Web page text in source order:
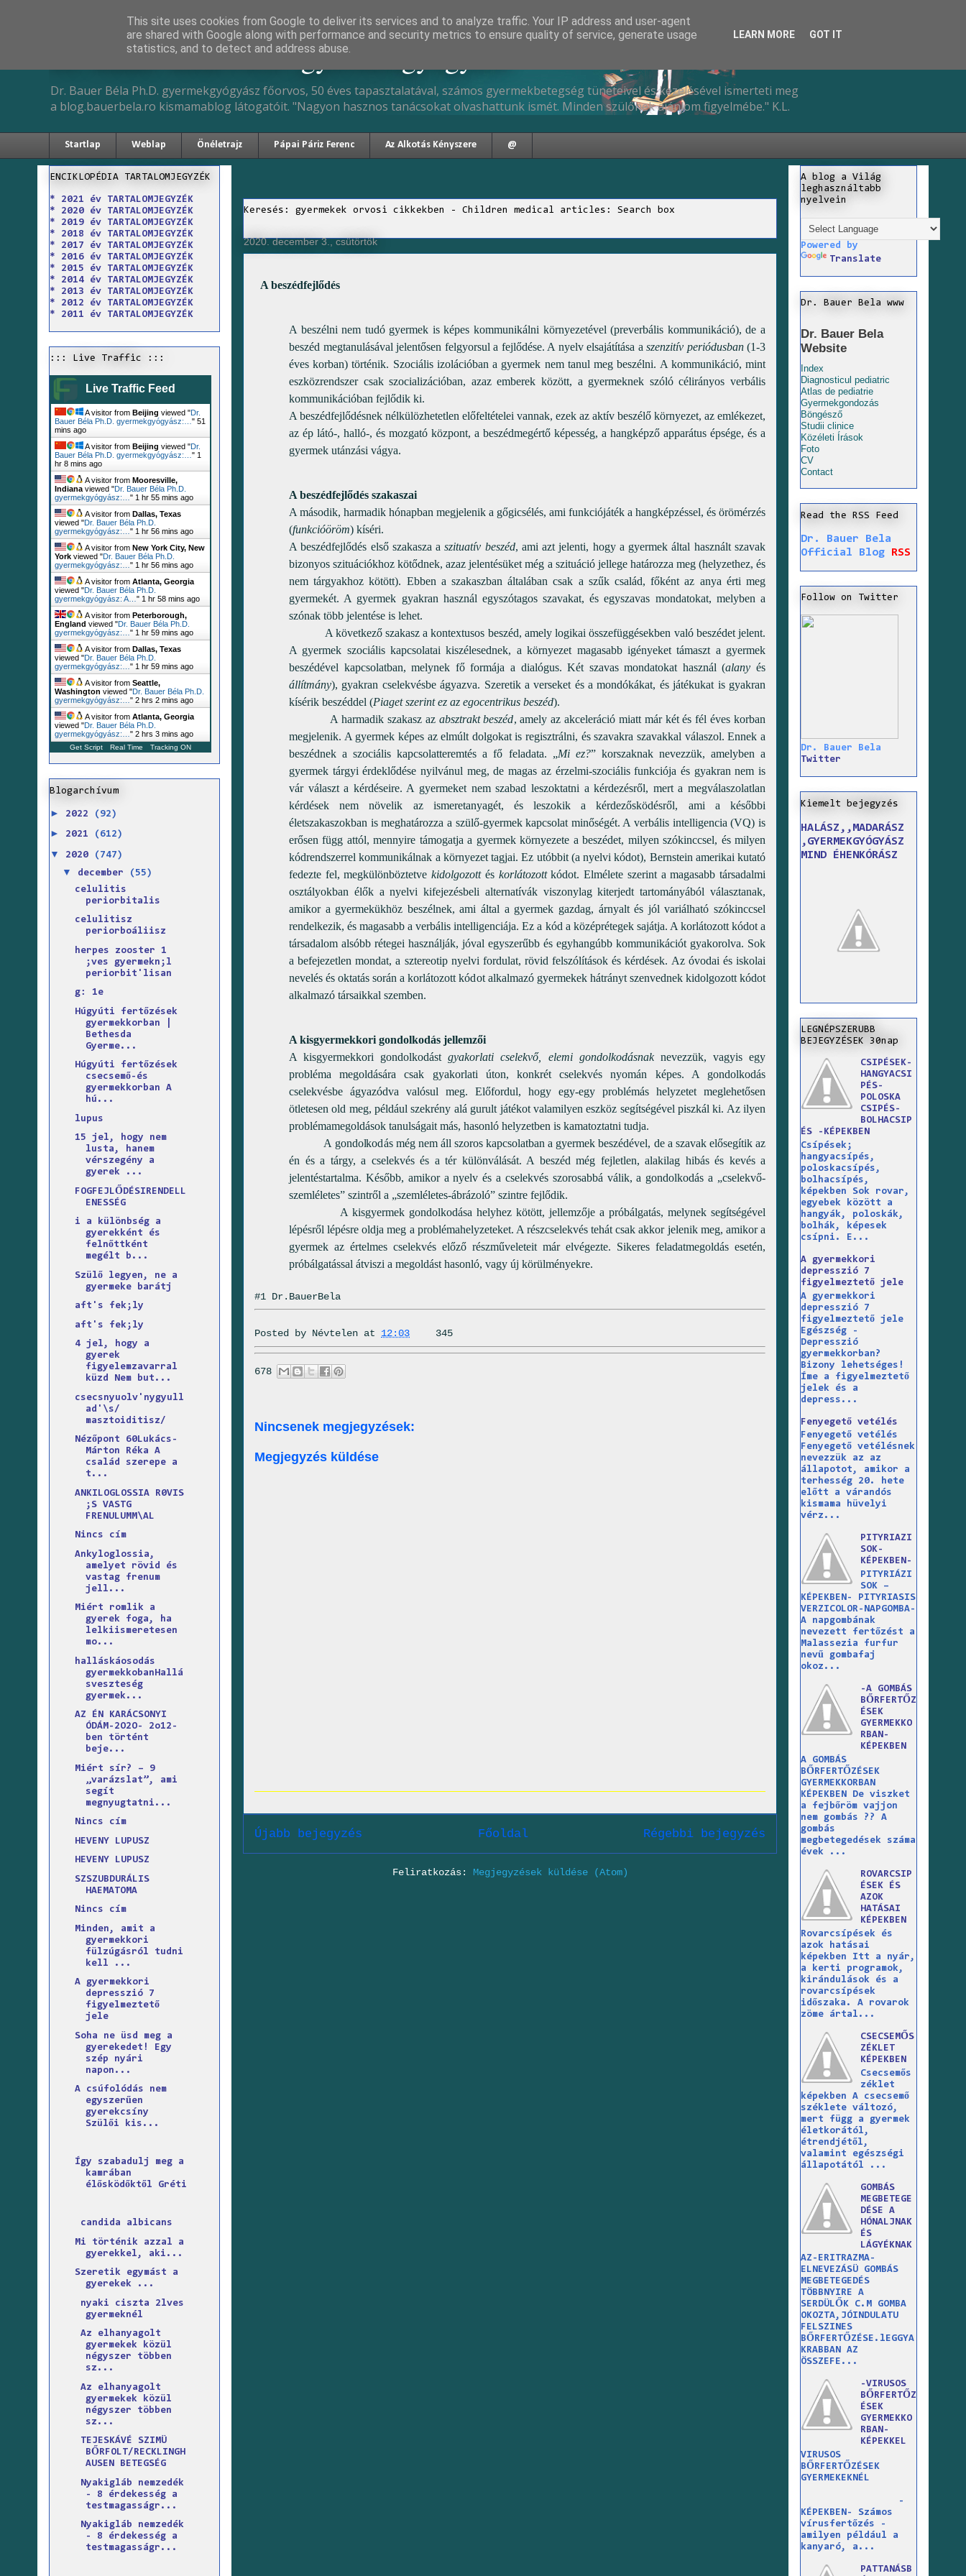
Dr. Bauer Béla Ph.D. gyermekgyógyász
Dr. Bauer Béla Ph.D. gyermekgyógyász főorvos, 50 éves tapasztalatával, számos gyermekbetegség tüneteivel és kezelésével ismerteti meg
a blog.bauerbela.ro kismamablog látogatóit. "Nagyon hasznos tanácsokat olvashattunk ismét. Minden szülőnek ajánlom figyelmébe." K.L.
Startlap Weblap Önéletrajz Pápai Páriz Ferenc Az Alkotás Kényszere @
Keresés: gyermekek orvosi cikkekben - Children medical articles: Search box
2020. december 3., csütörtök
A beszédfejlődés
A beszélni nem tudó gyermek is képes kommunikálni környezetével (preverbális kommunikáció), de a
beszéd megtanulásával jelentősen felgyorsul a fejlődése. A nyelv elsajátítása a szenzitív periódusban (1-3
éves korban) történik. Szociális izolációban a gyermek nem tanul meg beszélni. A kommunikáció, mint
eszközrendszer csak szocializációban, azaz emberek között, a gyermeknek szóló célirányos verbális
kommunikációban fejlődik ki.
A beszédfejlődésnek nélkülözhetetlen előfeltételei vannak, ezek az aktív beszélő környezet, az emlékezet,
az ép látó-, halló-, és mozgató központ, a beszédmegértő képesség, a hangképző apparátus épsége, és a
gyermek utánzási vágya.
A beszédfejlődés szakaszai
A második, harmadik hónapban megjelenik a gőgicsélés, ami funkciójáték a hangképzéssel, és örömérzés
(funkcióöröm) kíséri.
A beszédfejlődés első szakasza aszituatív beszéd, ami azt jelenti, hogy a gyermek által használt szavak
bizonyos szituációkhoz kötődnek, azaz jelentésüket még a szituáció jellege határozza meg (helyzethez, és
nem tárgyakhoz kötött). Ebben a szakaszban általában csak a szűk család, főként az anya érti meg
gyermekét. A gyermek gyakran használ egyszótagos szavakat, és egyszavas mondatokat, melyben a
szónak több jelentése is lehet.
A következő szakasz a kontextusos beszéd, amely logikai összefüggésekben való beszédet jelent.
A gyermek szociális kapcsolatai kiszélesednek, a környezet magasabb igényeket támaszt a gyermek
beszédével kapcsolatban, melynek fő formája a dialógus. Két szavas mondatokat használ (alanyés
állítmány), gyakran cselekvésbe ágyazva. Szeretik a verseket és a mondókákat, és játékukat is gyakran
kísérik beszéddel (Piaget szerint ez az egocentrikus beszéd).
A harmadik szakasz az absztrakt beszéd, amely az akceleráció miatt már két és fél éves korban
megjelenik. A gyermek képes az elmúlt dolgokat is regisztrálni, és szavakra szavakkal válaszol. Ennek a
beszédnek a szociális kapcsolatteremtés a fő feladata. „Mi ez?” korszaknak nevezzük, amelyben a
gyermek tárgyi érdeklődése nyilvánul meg, de magas az érzelmi-szociális funkciója és gyakran nem is
vár választ a kérdéseire. A gyermeket nem szabad leszoktatni a kérdezésről, mert a megválaszolatlan
kérdések nem növelik az ismeretanyagét, és leszokik a kérdezősködésről, ami a későbbi
életszakaszokban is meghatározza a szülő-gyermek kapcsolat minőségét. A verbális intelligencia (VQ) is
erősen függ attól, mennyire támogatja a gyermek környezete a beszédet, milyen szókinccsel, és milyen
kódrendszerrel kommunikálnak a környezet tagjai. Ez utóbbit (a nyelvi kódot), Bernstein amerikai kutató
fedezte fel, megkülönböztetvekidolgozott és korlátozottkódot. Elmélete szerint a magasabb társadalmi
osztályokban élők a nyelvi kifejezésbeli alternatívák viszonylag kiterjedt tartományából választanak,
amikor a gyermekükhöz beszélnek, ami által a gyermek gazdag, árnyalt és jól variálható szókinccsel
rendelkezik, és magasabb a verbális intelligenciája. Ez a kód a középrétegek sajátja. A korlátozott kódot a
társadalom alsóbb rétegei használják, jóval egyszerűbb és egyhangúbb kommunikációt gyakorolva. Sok
a befejezetlen mondat, a sztereotip nyelvi fordulat, rövid felszólítások és kérdések. Az óvodai és iskolai
nevelés és oktatás során a korlátozott kódot alkalmazó gyermekek hátrányt szenvednek kidolgozott kódot
alkalmazó társaikkal szemben.
A kisgyermekkori gondolkodás jellemzői
A kisgyermekkori gondolkodástgyakorlati cselekvő, elemi gondolkodásnaknevezzük, vagyis egy
probléma megoldására csak gyakorlati úton, konkrét cselekvés nyomán képes. A gondolkodás
cselekvésbe ágyazódva valósul meg. Előfordul, hogy egy-egy problémás helyzetet meglehetősen
ötletesen old meg, például szekrény alá gurult játékot valamilyen eszköz segítségével piszkál ki. Az ilyen
problémamegoldások tanulságait más, hasonló helyzetben is kamatoztatni tudja.
A gondolkodás még nem áll szoros kapcsolatban a gyermek beszédével, de a szavak elősegítik az
én és a tárgy, a cselekvés és a tér különválását. A beszéd még fejletlen, alakilag hibás és kevés a
jelentéstartalma. Később, amikor a nyelv és a cselekvés szorosabbá válik, a gondolkodás a „cselekvő-
szemléletes” szintről a „szemléletes-ábrázoló” szintre fejlődik.
A kisgyermek gondolkodása helyhez kötött, jellemzője a próbálgatás, melynek segítségével
lépésről lépésre oldja meg a problémahelyzeteket. A részcselekvés tehát csak akkor jelenik meg, amikor a
gyermek az értelmes cselekvés előző részműveleteit már elvégezte. Sikeres feladatmegoldás esetén,
próbálgatással átviszi a megoldást hasonló, vagy új körülményekre.
#1 Dr.BauerBela
Posted by Névtelen at 12:03 345
678
Nincsenek megjegyzések:
Megjegyzés küldése
Újabb bejegyzés Régebbi bejegyzés
Főoldal
Feliratkozás: Megjegyzések küldése (Atom)
ENCIKLOPÉDIA TARTALOMJEGYZÉK
* 2021 év TARTALOMJEGYZÉK
* 2020 év TARTALOMJEGYZÉK
* 2019 év TARTALOMJEGYZÉK
* 2018 év TARTALOMJEGYZÉK
* 2017 év TARTALOMJEGYZÉK
* 2016 év TARTALOMJEGYZÉK
* 2015 év TARTALOMJEGYZÉK
* 2014 év TARTALOMJEGYZÉK
* 2013 év TARTALOMJEGYZÉK
* 2012 év TARTALOMJEGYZÉK
* 2011 év TARTALOMJEGYZÉK
::: Live Traffic :::
Live Traffic Feed
A visitor from Beijing viewed "Dr.
Bauer Béla Ph.D. gyermekgyógyász:… " 51
mins ago
A visitor from Beijing viewed "Dr.
Bauer Béla Ph.D. gyermekgyógyász:… " 1
hr 8 mins ago
A visitor from Mooresville,
Indiana viewed "Dr. Bauer Béla Ph.D.
gyermekgyógyász:… " 1 hr 55 mins ago
A visitor from Dallas, Texas
viewed "Dr. Bauer Béla Ph.D.
gyermekgyógyász:… " 1 hr 56 mins ago
A visitor from New York City, New
York viewed "Dr. Bauer Béla Ph.D.
gyermekgyógyász:… " 1 hr 56 mins ago
A visitor from Atlanta, Georgia
viewed "Dr. Bauer Béla Ph.D.
gyermekgyógyász: A… " 1 hr 58 mins ago
A visitor from Peterborough,
England viewed "Dr. Bauer Béla Ph.D.
gyermekgyógyász:… " 1 hr 59 mins ago
A visitor from Dallas, Texas
viewed "Dr. Bauer Béla Ph.D.
gyermekgyógyász:… " 1 hr 59 mins ago
A visitor from Seattle,
Washington viewed "Dr. Bauer Béla Ph.D.
gyermekgyógyász:… " 2 hrs 2 mins ago
A visitor from Atlanta, Georgia
viewed "Dr. Bauer Béla Ph.D.
gyermekgyógyász:… " 2 hrs 3 mins ago
Get Script Real Time Tracking ON
Blogarchívum
► 2022 (92)
► 2021 (612)
▼ 2020 (747)
▼ december
(55)
celulitis
periorbitalis
celulitisz
periorboáliisz
herpes zooster 1
;ves gyermekn;l
periorbit'lisan
g: 1e
Húgyúti fertőzések
gyermekkorban |
Bethesda
Gyerme...
Húgyúti fertőzések
csecsemő-és
gyermekkorban A
hú...
lupus
15 jel, hogy nem
lusta, hanem
vérszegény a
gyerek ...
FOGFEJLŐDÉSIRENDELL
ENESSÉG
i a különbség a
gyerekként és
felnőttként
megélt b...
Szülő legyen, ne a
gyermeke barátj
aft's fek;ly
aft's fek;ly
4 jel, hogy a
gyerek
figyelemzavarral
küzd Nem but...
csecsnyuolv'nygyull
ad'\s/
masztoiditisz/
Nézőpont 60Lukács-
Márton Réka A
család szerepe a
t...
ANKILOGLOSSIA R0VIS
;S VASTG
FRENULUMM\AL
Nincs cím
Ankyloglossia,
amelyet rövid és
vastag frenum
jell...
Miért romlik a
gyerek foga, ha
lelkiismeretesen
mo...
halláskáosodás
gyermekkobanHallá
sveszteség
gyermek...
AZ ÉN KARÁCSONYI
ÓDÁM-2O2O- 2o12-
ben történt
beje...
Miért sír? – 9
„varázslat”, ami
segít
megnyugtatni...
Nincs cím
HEVENY LUPUSZ
HEVENY LUPUSZ
SZSZUBDURÁLIS
HAEMATOMA
Nincs cím
Minden, amit a
gyermekkori
fülzúgásról tudni
kell ...
A gyermekkori
depresszió 7
figyelmeztető
jele
Soha ne üsd meg a
gyerekedet! Egy
szép nyári
napon...
A csúfolódás nem
egyszerűen
gyerekcsíny
Szülői kis...
Így szabadulj meg a
kamrában
élősködőktől Gréti
candida albicans
Mi történik azzal a
gyerekkel, aki...
Szeretik egymást a
gyerekek ...
nyaki ciszta 2lves
gyermeknél
Az elhanyagolt
gyermekek közül
négyszer többen
sz...
Az elhanyagolt
gyermekek közül
négyszer többen
sz...
TEJESKÁVÉ SZIMÜ
BŐRFOLT/RECKLINGH
AUSEN BETEGSÉG
Nyakigláb nemzedék
- 8 érdekesség a
testmagasságr...
Nyakigláb nemzedék
- 8 érdekesség a
testmagasságr...
A blog a Világ
leghasználtabb
nyelvein
Powered by
Translate
Dr. Bauer Bela www
Dr. Bauer Bela
Website
Index
Diagnosticul pediatric
Atlas de pediatrie
Gyermekgondozás
Böngésző
Studii clinice
Közéleti Írások
Foto
CV
Contact
Read the RSS Feed
Dr. Bauer Bela
Official Blog
RSS
Follow on Twitter
Dr. Bauer Bela
Twitter
Kiemelt bejegyzés
HALÁSZ,,MADARÁSZ
,GYERMEKGYÓGYÁSZ
MIND ÉHENKÓRÁSZ
LEGNÉPSZERUBB
BEJEGYZÉSEK 30nap
CSIPÉSEK-
HANGYACSI
PÉS-
POLOSKA
CSIPÉS-
BOLHACSIP
ÉS -KÉPEKBEN
Csípések;
hangyacsípés,
poloskacsípés,
bolhacsípés,
képekben Sok rovar,
egyebek között a
hangyák, poloskák,
bolhák, képesek
csípni. E...
A gyermekkori
depresszió 7
figyelmeztető jele
A gyermekkori
depresszió 7
figyelmeztető jele
Egészség -
Depresszió
gyermekkorban?
Bizony lehetséges!
Íme a figyelmeztető
jelek és a
depress...
Fenyegető vetélés
Fenyegető vetélés
Fenyegető vetélésnek
nevezzük az az
állapotot, amikor a
terhesség 20. hete
előtt a várandós
kismama hüvelyi
vérz...
PITYRIAZI
SOK-
KÉPEKBEN-
PITYRIÁZI
SOK –
KÉPEKBEN- PITYRIASIS
VERZICOLOR-NAPGOMBA-
A napgombának
nevezett fertőzést a
Malassezia furfur
nevű gombafaj
okoz...
-A GOMBÁS
BŐRFERTŐZ
ÉSEK
GYERMEKKO
RBAN-
KÉPEKBEN
A GOMBÁS
BŐRFERTŐZÉSEK
GYERMEKKORBAN
KÉPEKBEN De viszket
a fejbőröm vajjon
nem gombás ?? A
gombás
megbetegedések száma
évek ...
ROVARCSIP
ÉSEK ÉS
AZOK
HATÁSAI
KÉPEKBEN
Rovarcsípések és
azok hatásai
képekben Itt a nyár,
a kerti programok,
kirándulások és a
rovarcsípések
időszaka. A rovarok
zöme ártal...
CSECSEMŐS
ZÉKLET
KÉPEKBEN
Csecsemős
zéklet
képekben A csecsemő
széklete változó,
mert függ a gyermek
életkorától,
étrendjétől,
valamint egészségi
állapotától ...
GOMBÁS
MEGBETEGE
DÉSE A
HÓNALJNAK
ÉS
LÁGYÉKNAK
AZ-ERITRAZMA-
ELNEVEZÁSÜ GOMBÁS
MEGBETEGEDÉS
TÖBBNYIRE A
SERDÜLŐK C.M GOMBA
OKOZTA,JÓINDULATU
FELSZINES
BŐRFERTŐZÉSE.lEGGYA
KRABBAN AZ
ÖSSZEFE...
-VIRUSOS
BŐRFERTŐZ
ÉSEK
GYERMEKKO
RBAN-
KÉPEKKEL
VIRUSOS
BŐRFERTŐZÉSEK
GYERMEKEKNÉL
-
KÉPEKBEN- Számos
vírusfertőzés -
amilyen például a
kanyaró, a...
PATTANÁSB
This site uses cookies from Google to deliver its services and to analyze traffic. Your IP address and user-agent
are shared with Google along with performance and security metrics to ensure quality of service, generate usage
statistics, and to detect and address abuse.
LEARN MORE GOT IT